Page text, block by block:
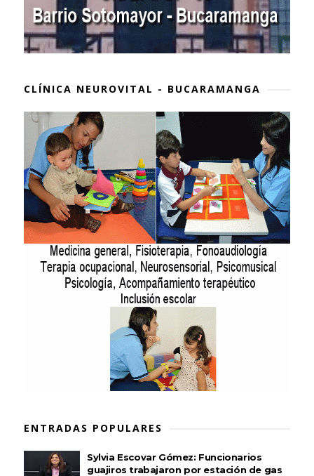
CLÍNICA NEUROVITAL - BUCARAMANGA
ENTRADAS POPULARES
Sylvia Escovar Gómez: Funcionarios
guajiros trabajaron por estación de gas